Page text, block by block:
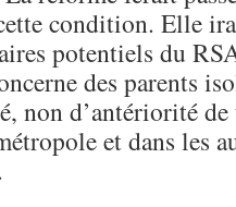
condition. Elle
potentiels du
des parents
non d’antériorité
et dans les